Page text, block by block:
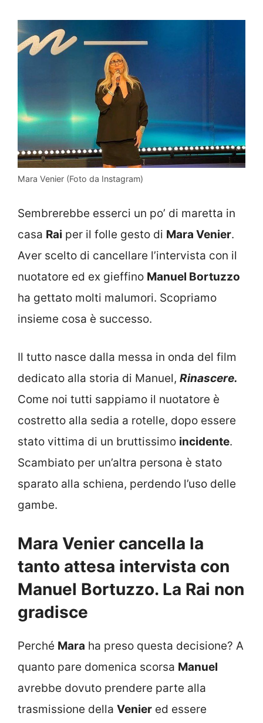
Mara Venier (Foto da Instagram)
Sembrerebbe esserci un po’ di maretta in
casa Rai per il folle gesto di Mara Venier.
Aver scelto di cancellare l’intervista con il
nuotatore ed ex gieffino Manuel Bortuzzo
ha gettato molti malumori. Scopriamo
insieme cosa è successo.
Il tutto nasce dalla messa in onda del film
dedicato alla storia di Manuel, Rinascere.
Come noi tutti sappiamo il nuotatore è
costretto alla sedia a rotelle, dopo essere
stato vittima di un bruttissimo incidente.
Scambiato per un’altra persona è stato
sparato alla schiena, perdendo l’uso delle
gambe.
Mara Venier cancella la
tanto attesa intervista con
Manuel Bortuzzo. La Rai non
gradisce
Perché Mara ha preso questa decisione? A
quanto pare domenica scorsa Manuel
avrebbe dovuto prendere parte alla
trasmissione della Venier ed essere